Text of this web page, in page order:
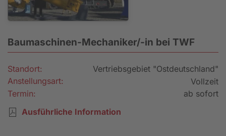
Baumaschinen-Mechaniker/-in bei TWF
Standort:
Vertriebsgebiet "Ostdeutschland"
Anstellungsart:
Vollzeit
Termin:
ab sofort
Ausführliche Information